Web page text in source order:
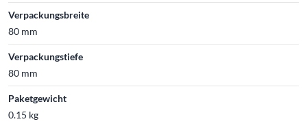
Verpackungsbreite
80 mm
Verpackungstiefe
80 mm
Paketgewicht
0.15 kg